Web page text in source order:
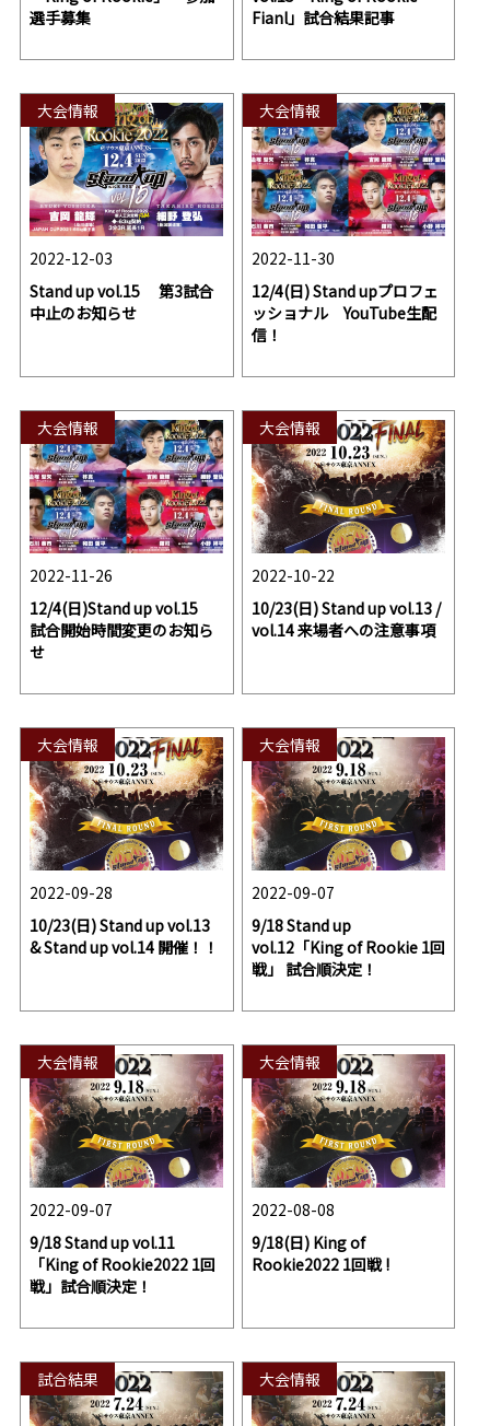
選手募集
Fianl」試合結果記事
大会情報
2022-12-03
Stand up vol.15 第3試合
中止のお知らせ
大会情報
2022-11-30
12/4(日) Stand upプロフェ
ッショナル YouTube生配
信！
大会情報
2022-11-26
12/4(日)Stand up vol.15
試合開始時間変更のお知ら
せ
大会情報
2022-10-22
10/23(日) Stand up vol.13 /
vol.14 来場者への注意事項
大会情報
2022-09-28
10/23(日) Stand up vol.13
& Stand up vol.14 開催！！
大会情報
2022-09-07
9/18 Stand up
vol.12「King of Rookie 1回
戦」 試合順決定！
大会情報
2022-09-07
9/18 Stand up vol.11
「King of Rookie2022 1回
戦」試合順決定！
大会情報
2022-08-08
9/18(日) King of
Rookie2022 1回戦 !
試合結果 大会情報